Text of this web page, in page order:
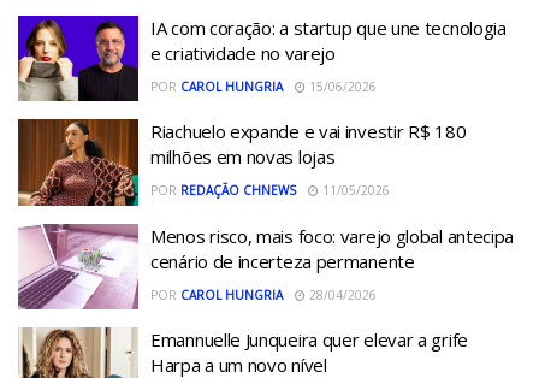
IA com coração: a startup que une tecnologia
e criatividade no varejo
POR CAROL HUNGRIA 15/06/2026
Riachuelo expande e vai investir R$ 180
milhões em novas lojas
POR REDAÇÃO CHNEWS 11/05/2026
Menos risco, mais foco: varejo global antecipa
cenário de incerteza permanente
POR CAROL HUNGRIA 28/04/2026
Emannuelle Junqueira quer elevar a grife
Harpa a um novo nível